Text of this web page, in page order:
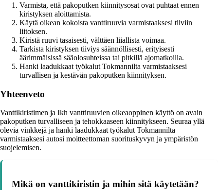
Varmista, että pakoputken kiinnitysosat ovat puhtaat ennen
kiristyksen aloittamista.
Käytä oikean kokoista vanttiruuvia varmistaaksesi tiiviin
liitoksen.
Kiristä ruuvi tasaisesti, välttäen liiallista voimaa.
Tarkista kiristyksen tiiviys säännöllisesti, erityisesti
äärimmäisissä sääolosuhteissa tai pitkillä ajomatkoilla.
Hanki laadukkaat työkalut Tokmannilta varmistaaksesi
turvallisen ja kestävän pakoputken kiinnityksen.
Yhteenveto
Vanttikiristimen ja Ikh vanttiruuvien oikeaoppinen käyttö on avain
pakoputken turvalliseen ja tehokkaaseen kiinnitykseen. Seuraa yllä
olevia vinkkejä ja hanki laadukkaat työkalut Tokmannilta
varmistaaksesi autosi moitteettoman suorituskyvyn ja ympäristön
suojelemisen.
Mikä on vanttikiristin ja mihin sitä käytetään?